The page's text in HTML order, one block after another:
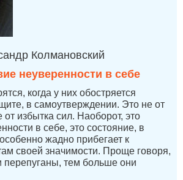
Колмановский
неуверенности в себе
когда у них обостряется
в самоутверждении. Это не от
от избытка сил. Наоборот, это
в себе, это состояние, в
жадно прибегает к
своей значимости. Проще говоря,
тем больше они